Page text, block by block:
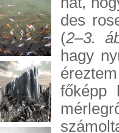
des
(2–3.
hagy
főképp